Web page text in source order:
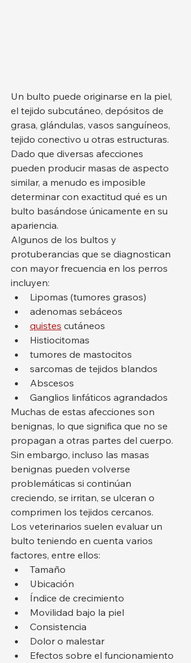
Un bulto puede originarse en la piel,
el tejido subcutáneo, depósitos de
grasa, glándulas, vasos sanguíneos,
tejido conectivo u otras estructuras.
Dado que diversas afecciones
pueden producir masas de aspecto
similar, a menudo es imposible
determinar con exactitud qué es un
bulto basándose únicamente en su
apariencia.
Algunos de los bultos y
protuberancias que se diagnostican
con mayor frecuencia en los perros
incluyen:
Lipomas (tumores grasos)
adenomas sebáceos
quistes cutáneos
Histiocitomas
tumores de mastocitos
sarcomas de tejidos blandos
Abscesos
Ganglios linfáticos agrandados
Muchas de estas afecciones son
benignas, lo que significa que no se
propagan a otras partes del cuerpo.
Sin embargo, incluso las masas
benignas pueden volverse
problemáticas si continúan
creciendo, se irritan, se ulceran o
comprimen los tejidos cercanos.
Los veterinarios suelen evaluar un
bulto teniendo en cuenta varios
factores, entre ellos:
Tamaño
Ubicación
Índice de crecimiento
Movilidad bajo la piel
Consistencia
Dolor o malestar
Efectos sobre el funcionamiento